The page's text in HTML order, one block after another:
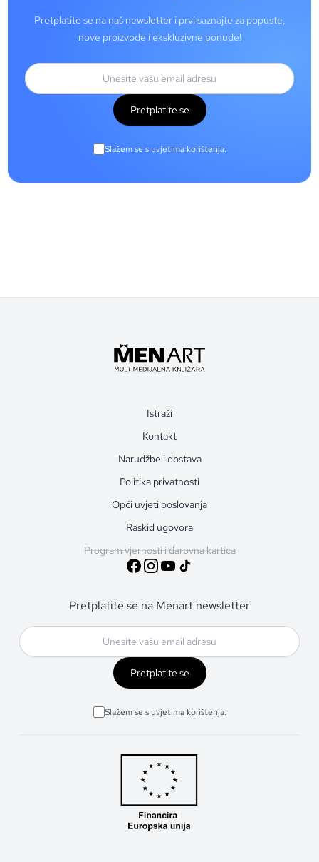
Pretplatite se na naš newsletter i prvi saznajte za popuste,
nove proizvode i ekskluzivne ponude!
Pretplatite se
Slažem se s uvjetima korištenja.
Istraži
Kontakt
Narudžbe i dostava
Politika privatnosti
Opći uvjeti poslovanja
Raskid ugovora
Program vjernosti i darovna kartica
Pretplatite se na Menart newsletter
Pretplatite se
Slažem se s uvjetima korištenja.